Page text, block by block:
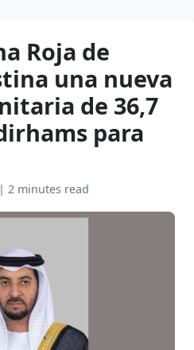
Roja de
una nueva
de 36,7
para
| 2 minutes read